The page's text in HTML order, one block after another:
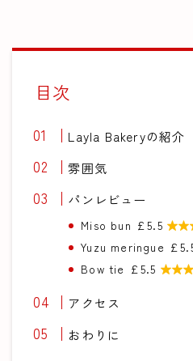
目次
Layla Bakeryの紹介
雰囲気
パンレビュー
Miso bun £5.5
Yuzu meringue
Bow tie £5.5
アクセス
おわりに